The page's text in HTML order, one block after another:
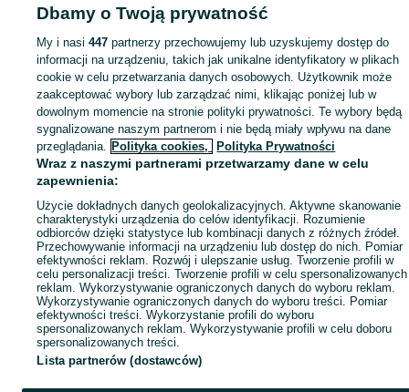
Dbamy o Twoją prywatność
My i nasi447 partnerzy przechowujemy lub uzyskujemy dostęp do
informacji na urządzeniu, takich jak unikalne identyfikatory w plikach
cookie w celu przetwarzania danych osobowych. Użytkownik może
zaakceptować wybory lub zarządzać nimi, klikając poniżej lub w
dowolnym momencie na stronie polityki prywatności. Te wybory będą
sygnalizowane naszym partnerom i nie będą miały wpływu na dane
przeglądania. Polityka cookies, Polityka Prywatności
Wraz z naszymi partnerami przetwarzamy dane w celu
zapewnienia:
Użycie dokładnych danych geolokalizacyjnych. Aktywne skanowanie
charakterystyki urządzenia do celów identyfikacji. Rozumienie
odbiorców dzięki statystyce lub kombinacji danych z różnych źródeł.
Przechowywanie informacji na urządzeniu lub dostęp do nich. Pomiar
efektywności reklam. Rozwój i ulepszanie usług. Tworzenie profili w
celu personalizacji treści. Tworzenie profili w celu spersonalizowanych
reklam. Wykorzystywanie ograniczonych danych do wyboru reklam.
Wykorzystywanie ograniczonych danych do wyboru treści. Pomiar
efektywności treści. Wykorzystanie profili do wyboru
spersonalizowanych reklam. Wykorzystywanie profili w celu doboru
spersonalizowanych treści.
Lista partnerów (dostawców)